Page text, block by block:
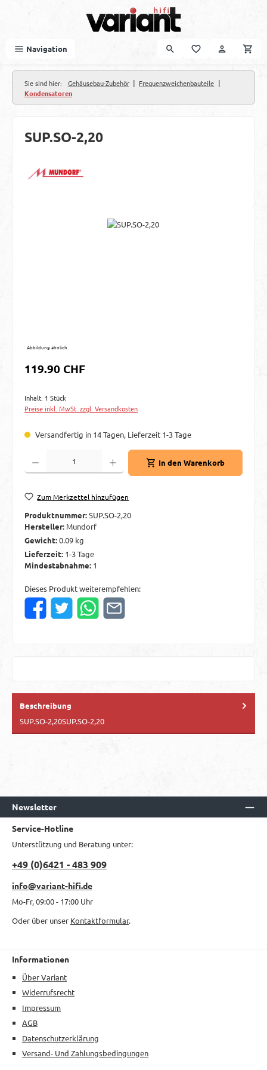
Navigation
Sie sind hier: Gehäusebau-Zubehör | Frequenzweichenbauteile |
Kondensatoren
SUP.SO-2,20
Bildergalerie überspringen
Abbildung ähnlich
Regulärer Preis:
119.90 CHF
Inhalt: 1 Stück
Preise inkl. MwSt. zzgl. Versandkosten
Versandfertig in 14 Tagen, Lieferzeit 1-3 Tage
Produkt Anzahl: Gib den gewünschten Wert ein oder benutze die Schaltflächen
In den Warenkorb
Zum Merkzettel hinzufügen
Produktnummer:SUP.SO-2,20
Hersteller: Mundorf
Gewicht:0.09 kg
Lieferzeit: 1-3 Tage
Mindestabnahme: 1
Dieses Produkt weiterempfehlen:
Beschreibung
SUP.SO-2,20SUP.SO-2,20
Newsletter
Service-Hotline
Unterstützung und Beratung unter:
+49 (0)6421 - 483 909
info@variant-hifi.de
Mo-Fr, 09:00 - 17:00 Uhr
Oder über unser Kontaktformular.
Informationen
Über Variant
Widerrufsrecht
Impressum
AGB
Datenschutzerklärung
Versand- Und Zahlungsbedingungen